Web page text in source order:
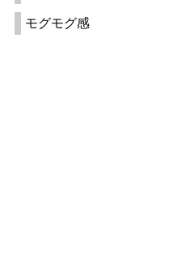
モグモグ感